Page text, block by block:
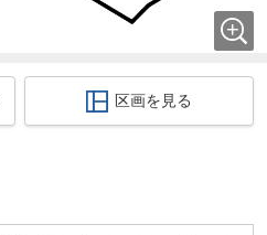
区画を見る